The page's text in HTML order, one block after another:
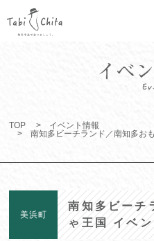
TOP
イベント情報
南知多ビーチランド／南知多お
美浜町
南知多ビーチ
ゃ王国 イベン